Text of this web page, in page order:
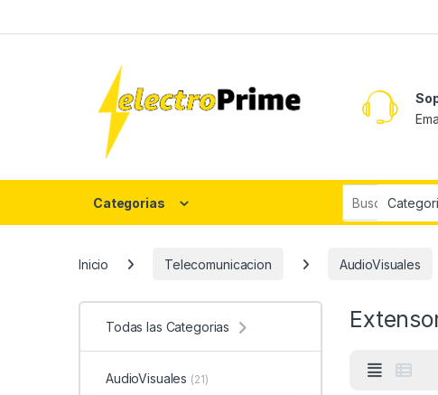
Categorias
Search for:
Inicio Telecomunicacion AudioVisuales
Todas las Categorias
AudioVisuales (21)